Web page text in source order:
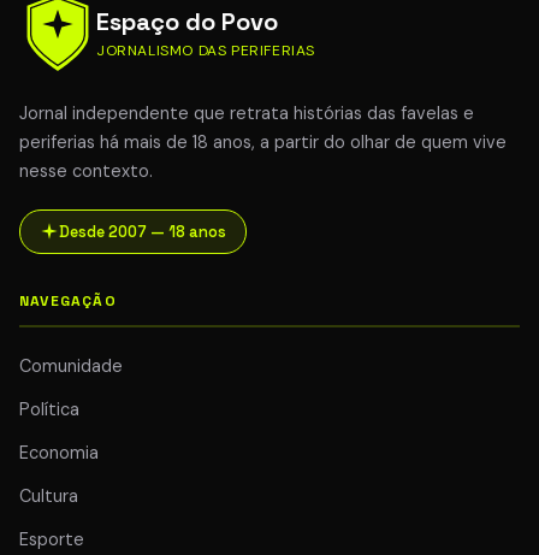
Espaço do Povo
JORNALISMO DAS PERIFERIAS
Jornal independente que retrata histórias das favelas e
periferias há mais de 18 anos, a partir do olhar de quem vive
nesse contexto.
Desde 2007 — 18 anos
NAVEGAÇÃO
Comunidade
Política
Economia
Cultura
Esporte